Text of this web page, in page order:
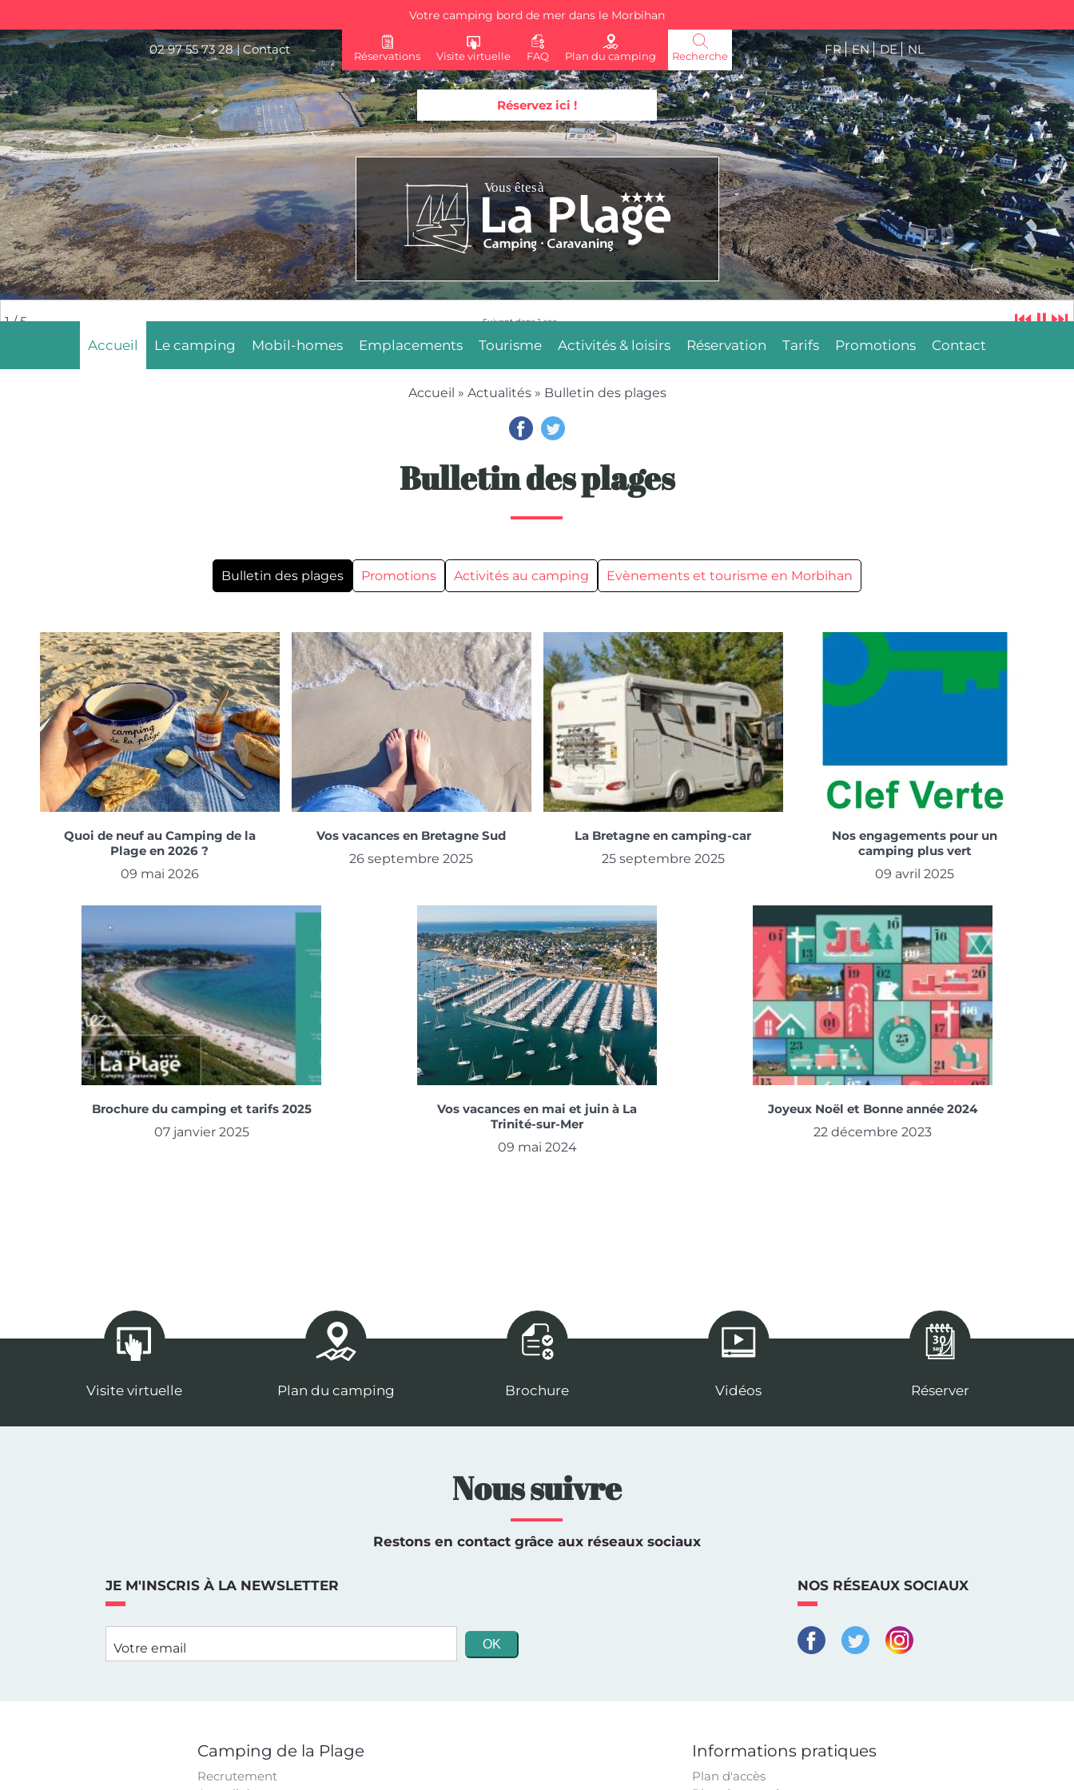
Votre camping bord de mer dans le Morbihan
02 97 55 73 28|Contact FR EN DE NL
Réservations Visite virtuelle FAQ Plan du camping Recherche
Réservez ici !
2/ 5 Suivant dans5sec. ⏮⏸⏭
Accueil Le camping Mobil-homes Emplacements Tourisme Activités & loisirs Réservation Tarifs Promotions Contact
Accueil » Actualités» Bulletin des plages
Bulletin des plages
Bulletin des plages Promotions Activités au camping Evènements et tourisme en Morbihan
Quoi de neuf au Camping de la
Plage en 2026 ?
09 mai 2026
Vos vacances en Bretagne Sud
26 septembre 2025
La Bretagne en camping-car
25 septembre 2025
Nos engagements pour un
camping plus vert
09 avril 2025
Brochure du camping et tarifs 2025
07 janvier 2025
Vos vacances en mai et juin à La
Trinité-sur-Mer
09 mai 2024
Joyeux Noël et Bonne année 2024
22 décembre 2023
Visite virtuelle Plan du camping Brochure Vidéos Réserver
Nous suivre
Restons en contact grâce aux réseaux sociaux
JE M'INSCRIS À LA NEWSLETTER
Votre email
NOS RÉSEAUX SOCIAUX
Camping de la Plage
Recrutement
Informations pratiques
Plan d'accès